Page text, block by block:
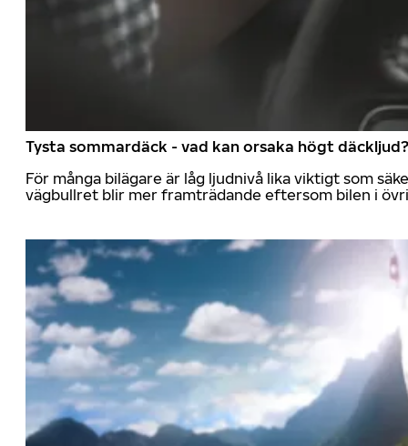
Tysta sommardäck - vad kan orsaka högt däckljud?
För många bilägare är låg ljudnivå lika viktigt som
vägbullret blir mer framträdande eftersom bilen i